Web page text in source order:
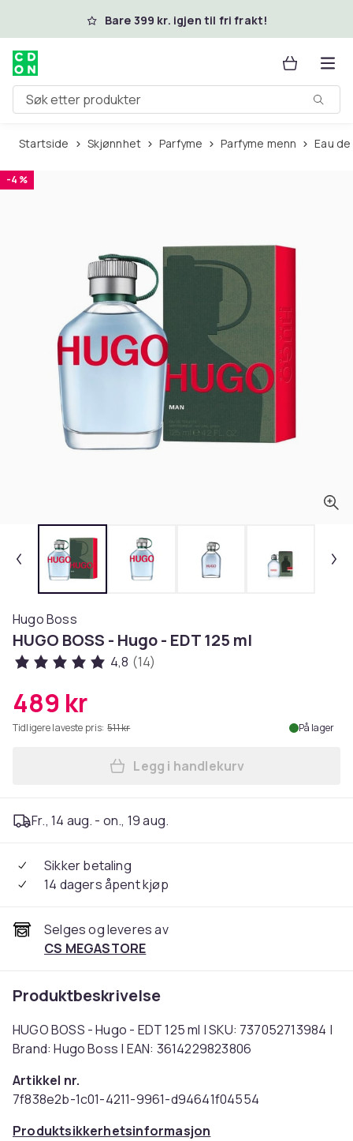
Hopp til hovedinnholdBare 399 kr. igjen til fri frakt!
Søk etter produkter
Startside Skjønnhet Parfyme Parfyme menn Eau
-4 %
Hugo Boss
HUGO BOSS - Hugo - EDT 125 ml
4,8 (14)
489 kr
Tidligere laveste pris: 511 kr På lager
Legg HUGO BOSS - Hugo -
Legg i handlekurv
Fr., 14 aug. - on., 19 aug.
Sikker betaling
14 dagers åpent kjøp
Selges og leveres av
CS MEGASTORE
Produktbeskrivelse
HUGO BOSS - Hugo - EDT 125 ml | SKU: 737052713984 |
Brand: Hugo Boss | EAN: 3614229823806
Artikkel nr.
7f838e2b-1c01-4211-9961-d94641f04554
Produktsikkerhetsinformasjon